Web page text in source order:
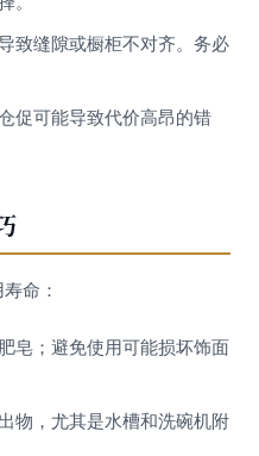
致缝隙或橱柜不对齐。务必
促可能导致代价高昂的错
命：
皂；避免使用可能损坏饰面
物，尤其是水槽和洗碗机附